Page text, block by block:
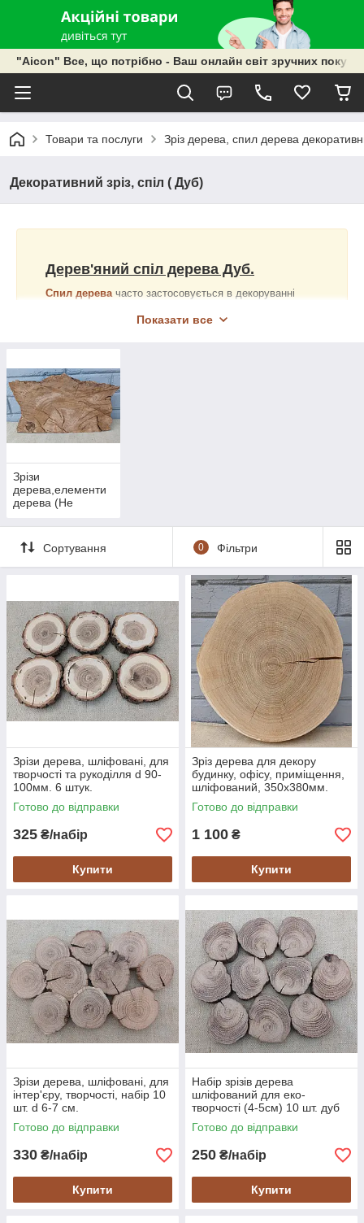
"Aicon" Все, що потрібно - Ваш онлайн світ зручних
Товари та послуги Зріз дерева, спил дерева
Декоративний зріз, спіл ( Дуб)
Дерев'яний спіл дерева Дуб.
Спил деревачасто застосовується в декоруванні
застосовується в лазнях в поєднанні з іншими
це не дивно , адже натуральне дерево у поєднанні з
сучасними ремонтами дають незабутній ефект краси.
Але саме головне це екологічно чистий продукт !!!
У нашій майстерні Ви знайдете для себе різні спіли
дерев з різних порід дерева.
Нижче представлений наш асортимент декоративних
Показати все
Зрізи
дерева,елементи
дерева (Не
Сортування 0 Фільтри
Зрізи дерева, шліфовані, для
творчості та рукоділля d 90-
100мм. 6 штук.
Готово до відправки
325 ₴/набір
Купити
Зріз дерева для декору
будинку, офісу, приміщення,
шліфований, 350х380мм.
Готово до відправки
1 100 ₴
Купити
Зрізи дерева, шліфовані, для
інтер'єру, творчості, набір 10
шт. d 6-7 см.
Готово до відправки
330 ₴/набір
Купити
Набір зрізів дерева
шліфований для еко-
творчості (4-5см) 10 шт. дуб
Готово до відправки
250 ₴/набір
Купити